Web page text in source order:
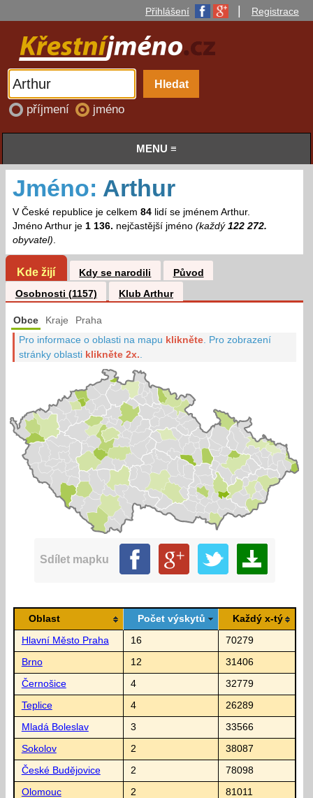
Přihlášení Registrace
příjmení jméno
MENU ≡
Jméno: Arthur
V České republice je celkem 84lidí se jménem Arthur.
Jméno Arthur je 1 136. nejčastější jméno (každý 122 272.
obyvatel).
Kde žijí Kdy se narodili
Původ
Osobnosti (1157)
Klub Arthur
Obce Kraje Praha
Pro informace o oblasti na mapu klikněte Pro zobrazení
stránky oblasti klikněte 2x.
Sdílet mapku
Oblast Počet výskytů Každý x-tý
Hlavní Město Praha 16 70279
Brno 12 31406
Černošice 4 32779
Teplice 4 26289
Mladá Boleslav 3 33566
Sokolov 2 38087
České Budějovice 2 78098
Olomouc 2 81011